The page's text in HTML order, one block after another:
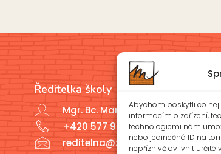
Abychom poskytli co
informacím o zařízení,
technologiemi nám
nebo jedinečná ID na
nepříznivě ovlivnit určité
Ředitelka školy
Mgr. Bc. Marcela Javoříková
+420 577 926 721
reditelna@zsotrman.cz